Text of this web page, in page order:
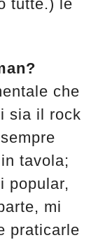
tutte.) le
che
sia il rock
tavola;
popular,
mi
praticarle